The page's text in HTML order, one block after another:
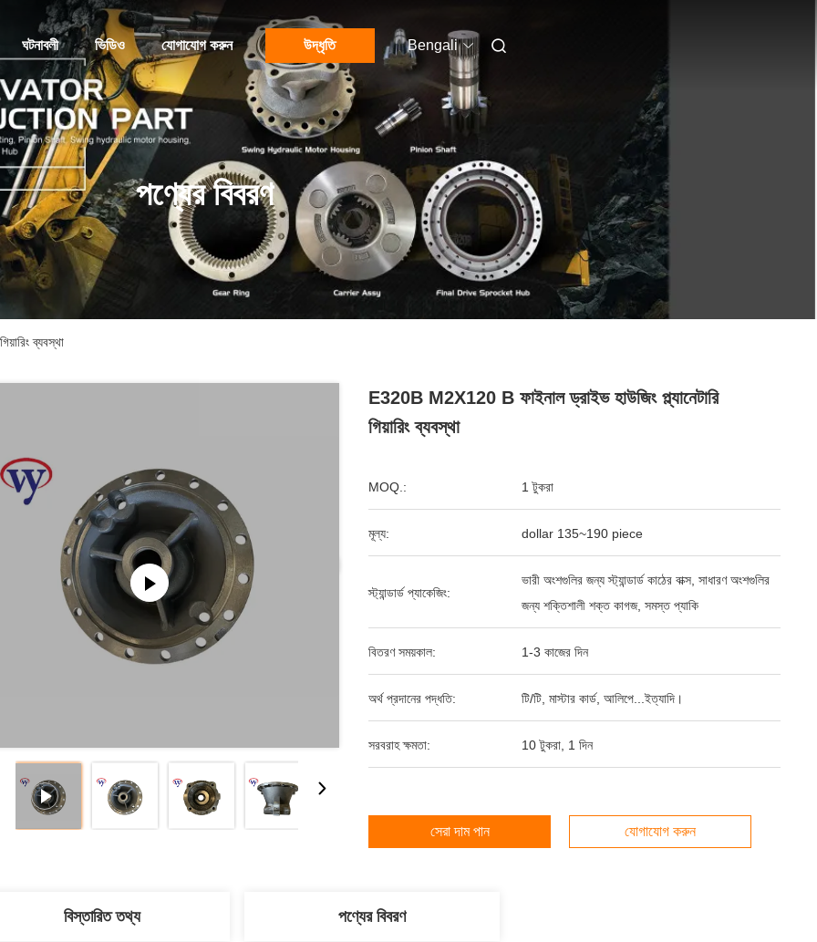
ঘটনাবলী ভিডিও যোগাযোগ করুন উদ্ধৃতি Bengali
পণ্যের বিবরণ
ব্যবস্থা
E320B M2X120 B ফাইনাল ড্রাইভ হাউজিং প্ল্যানেটারি
গিয়ারিং ব্যবস্থা
MOQ.: 1 টুকরা
মূল্য: dollar 135~190 piece
স্ট্যান্ডার্ড প্যাকেজিং:
ভারী অংশগুলির জন্য স্ট্যান্ডার্ড কাঠের বাক্স, সাধারণ অংশগুলির
জন্য শক্তিশালী শক্ত কাগজ, সমস্ত প্যাকি
বিতরণ সময়কাল: 1-3 কাজের দিন
অর্থ প্রদানের পদ্ধতি: টি/টি, মাস্টার কার্ড, আলিপে...ইত্যাদি।
সরবরাহ ক্ষমতা: 10 টুকরা, 1 দিন
সেরা দাম পান যোগাযোগ করুন
বিস্তারিত তথ্য পণ্যের বিবরণ